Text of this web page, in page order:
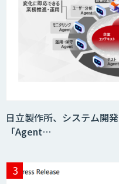
日立製作所、システム開
「Agent…